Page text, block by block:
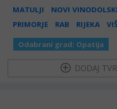
MATULJI
NOVI
PRIMORJE
RAB RIJEKA
Odabrani grad: Opatija
DODAJ